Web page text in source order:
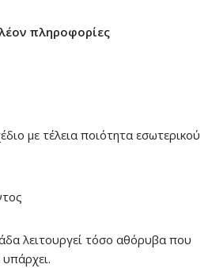
πληροφορίες
με τέλεια ποιότητα εσωτερικού
λειτουργεί τόσο αθόρυβα που